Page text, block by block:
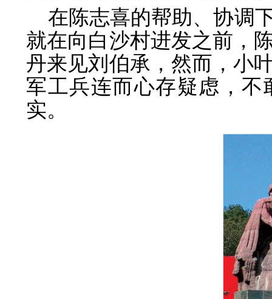
在陈志喜的帮助、协调
就在向白沙村进发之前，
丹来见刘伯承，然而，小
军工兵连而心存疑虑，
实。